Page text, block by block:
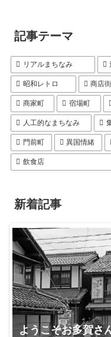
記事テーマ
リアルまちなみ
昭和レトロ 商店街
商家町 宿場町
人工的なまちなみ
門前町 異国情緒
飲食店
新着記事
ようこそお多賀さ